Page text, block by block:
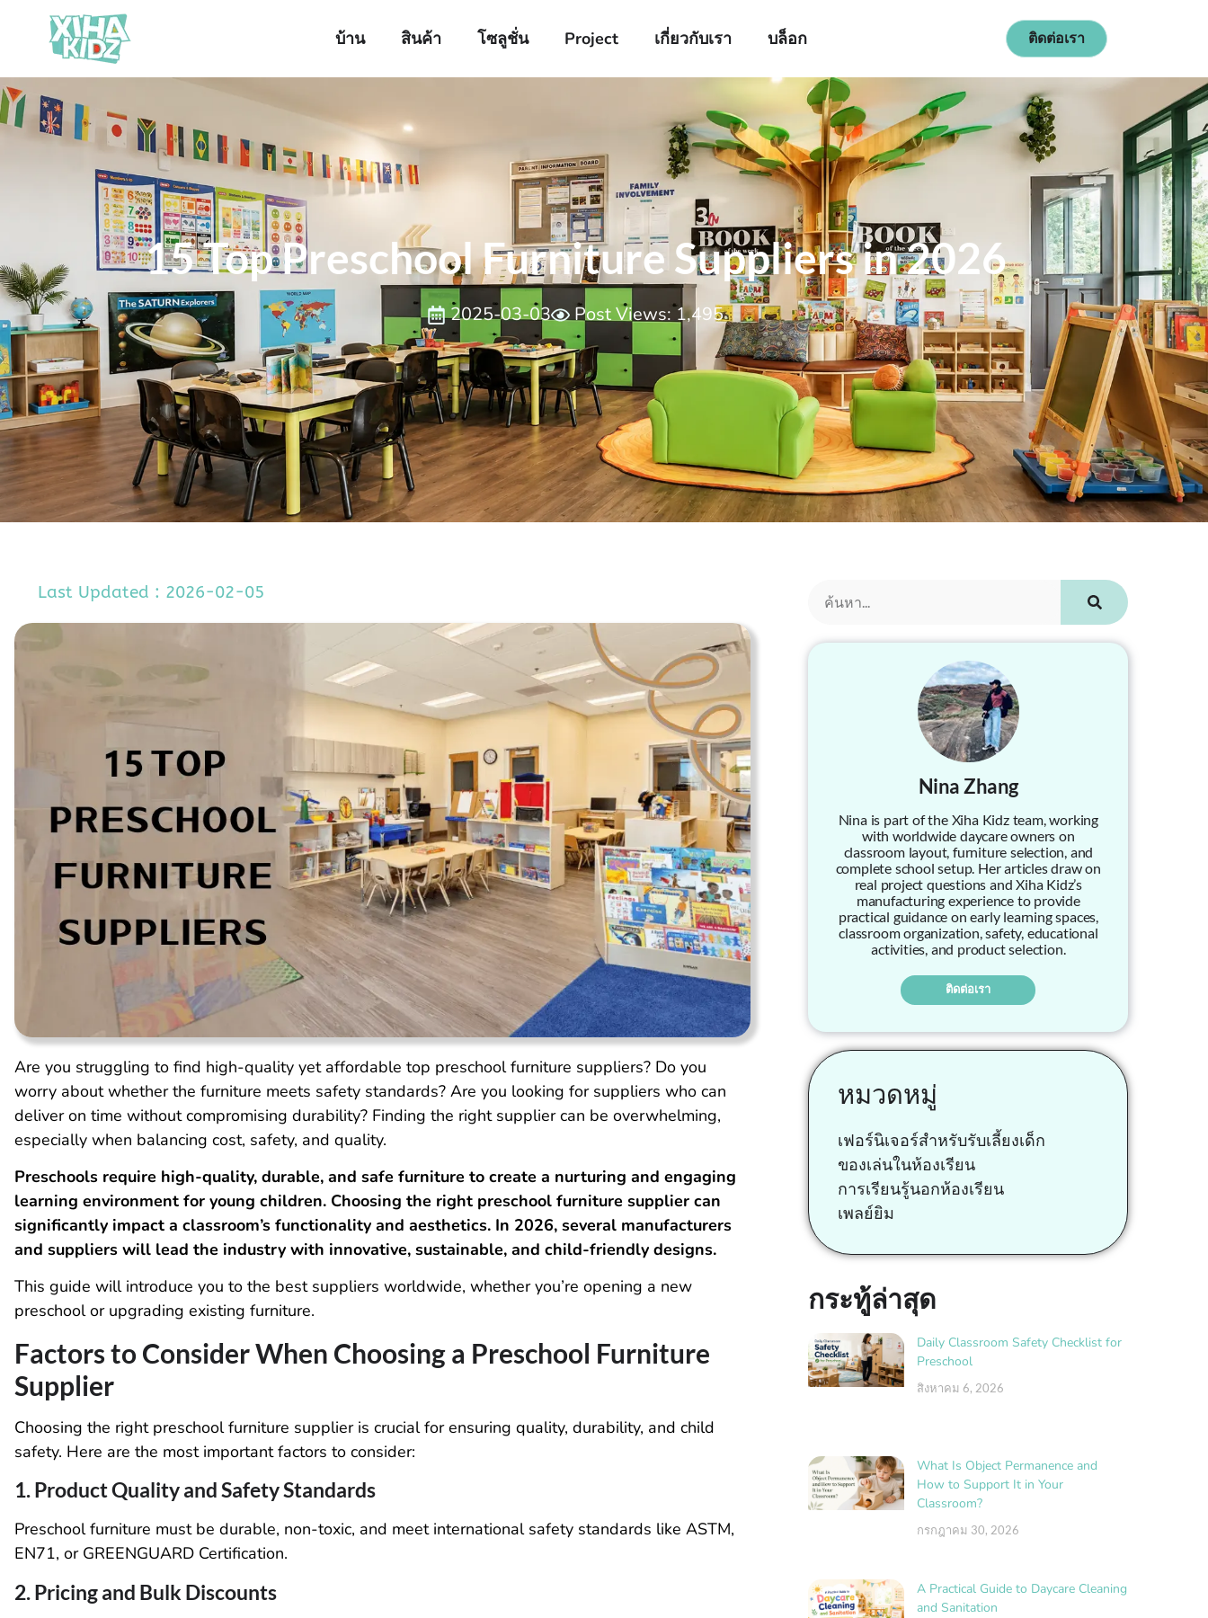
บ้าน สินค้า โซลูชั่น Project เกี่ยวกับเรา บล็อก ติดต่อเรา
15 Top Preschool Furniture Suppliers in 2026
2025-03-03 Post Views: 1,495
Last Updated : 2026-02-05
Are you struggling to find high-quality yet affordable top preschool furniture suppliers? Do you
worry about whether the furniture meets safety standards? Are you looking for suppliers who can
deliver on time without compromising durability? Finding the right supplier can be overwhelming,
especially when balancing cost, safety, and quality.
Preschools require high-quality, durable, and safe furniture to create a nurturing and engaging
learning environment for young children. Choosing the right preschool furniture supplier can
significantly impact a classroom’s functionality and aesthetics. In 2026, several manufacturers
and suppliers will lead the industry with innovative, sustainable, and child-friendly designs.
This guide will introduce you to the best suppliers worldwide, whether you’re opening a new
preschool or upgrading existing furniture.
Factors to Consider When Choosing a Preschool Furniture
Supplier
Choosing the right preschool furniture supplier is crucial for ensuring quality, durability, and child
safety. Here are the most important factors to consider:
1. Product Quality and Safety Standards
Preschool furniture must be durable, non-toxic, and meet international safety standards like ASTM,
EN71, or GREENGUARD Certification.
2. Pricing and Bulk Discounts
Nina Zhang
Nina is part of the Xiha Kidz team, working
with worldwide daycare owners on
classroom layout, furniture selection, and
complete school setup. Her articles draw on
real project questions and Xiha Kidz’s
manufacturing experience to provide
practical guidance on early learning spaces,
classroom organization, safety, educational
activities, and product selection.
ติดต่อเรา
หมวดหมู่
เฟอร์นิเจอร์สำหรับรับเลี้ยงเด็ก
ของเล่นในห้องเรียน
การเรียนรู้นอกห้องเรียน
เพลย์ยิม
กระทู้ล่าสุด
Daily Classroom Safety Checklist for
Preschool
สิงหาคม 6, 2026
What Is Object Permanence and
How to Support It in Your
Classroom?
กรกฎาคม 30, 2026
A Practical Guide to Daycare Cleaning
and Sanitation